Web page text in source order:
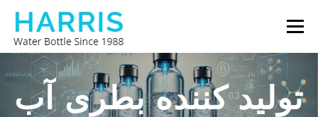
فهرست
بطری آب هریس درباره ما با ما تماس بگیرید
تولید کننده بطری آب